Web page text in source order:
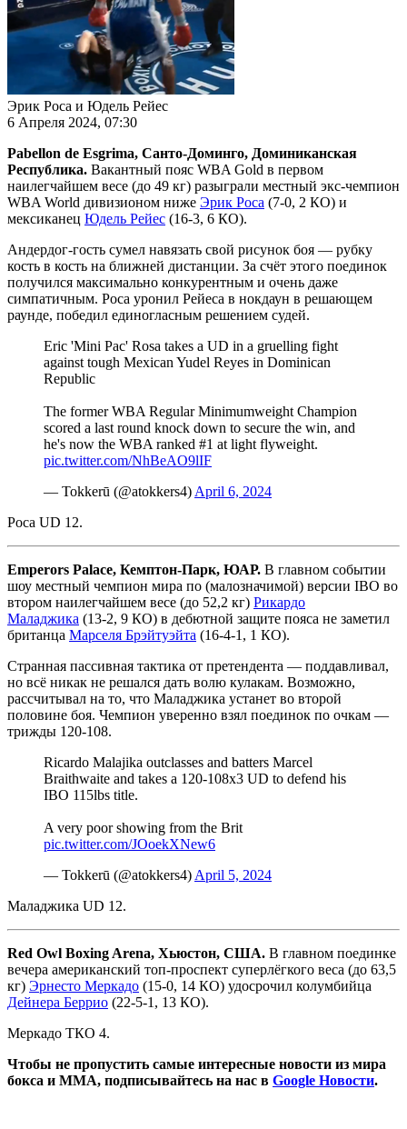
Эрик Роса и Юдель Рейес
6 Апреля 2024, 07:30
Pabellon de Esgrima, Санто-Доминго, Доминиканская
Республика. Вакантный пояс WBA Gold в первом
наилегчайшем весе (до 49 кг) разыграли местный экс-чемпион
WBA World дивизионом ниже Эрик Роса (7-0, 2 КО) и
мексиканец Юдель Рейес (16-3, 6 КО).
Андердог-гость сумел навязать свой рисунок боя — рубку
кость в кость на ближней дистанции. За счёт этого поединок
получился максимально конкурентным и очень даже
симпатичным. Роса уронил Рейеса в нокдаун в решающем
раунде, победил единогласным решением судей.
Eric 'Mini Pac' Rosa takes a UD in a gruelling fight
against tough Mexican Yudel Reyes in Dominican
Republic
The former WBA Regular Minimumweight Champion
scored a last round knock down to secure the win, and
he's now the WBA ranked #1 at light flyweight.
pic.twitter.com/NhBeAO9lIF
— Tokkerū (@atokkers4) April 6, 2024
Роса UD 12.
Emperors Palace, Кемптон-Парк, ЮАР. В главном событии
шоу местный чемпион мира по (малозначимой) версии IBO во
втором наилегчайшем весе (до 52,2 кг) Рикардо
Маладжика (13-2, 9 КО) в дебютной защите пояса не заметил
британца Марселя Брэйтуэйта (16-4-1, 1 КО).
Странная пассивная тактика от претендента — поддавливал,
но всё никак не решался дать волю кулакам. Возможно,
рассчитывал на то, что Маладжика устанет во второй
половине боя. Чемпион уверенно взял поединок по очкам —
трижды 120-108.
Ricardo Malajika outclasses and batters Marcel
Braithwaite and takes a 120-108x3 UD to defend his
IBO 115lbs title.
A very poor showing from the Brit
pic.twitter.com/JOoekXNew6
— Tokkerū (@atokkers4) April 5, 2024
Маладжика UD 12.
Red Owl Boxing Arena, Хьюстон, США. В главном поединке
вечера американский топ-проспект суперлёгкого веса (до 63,5
кг) Эрнесто Меркадо (15-0, 14 КО) удосрочил колумбийца
Дейнера Беррио (22-5-1, 13 КО).
Меркадо ТКО 4.
Чтобы не пропустить самые интересные новости из мира
бокса и ММА, подписывайтесь на нас в Google Новости.